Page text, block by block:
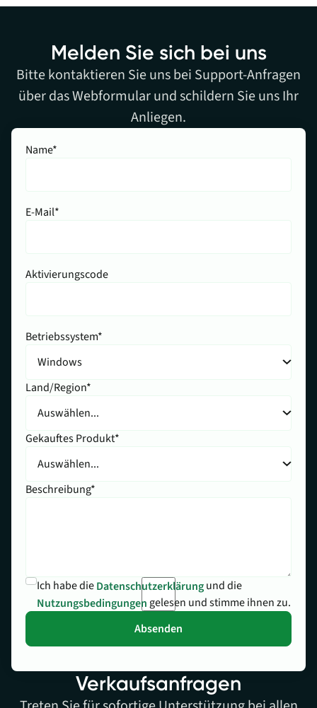
Melden Sie sich bei uns
Bitte kontaktieren Sie uns bei Support-Anfragen
über das Webformular und schildern Sie uns Ihr
Anliegen.
Name*
E-Mail*
Aktivierungscode
Betriebssystem*
Land/Region*
Gekauftes Produkt*
Beschreibung*
Ich habe dieDatenschutzerklärungund die
Nutzungsbedingungen gelesen und stimme ihnen zu.
Verkaufsanfragen